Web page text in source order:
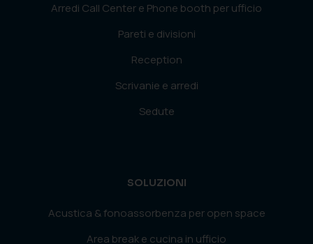
Arredi Call Center e Phone booth per ufficio
Pareti e divisioni
Reception
Scrivanie e arredi
Sedute
SOLUZIONI
Acustica & fonoassorbenza per open space
Area break e cucina in ufficio